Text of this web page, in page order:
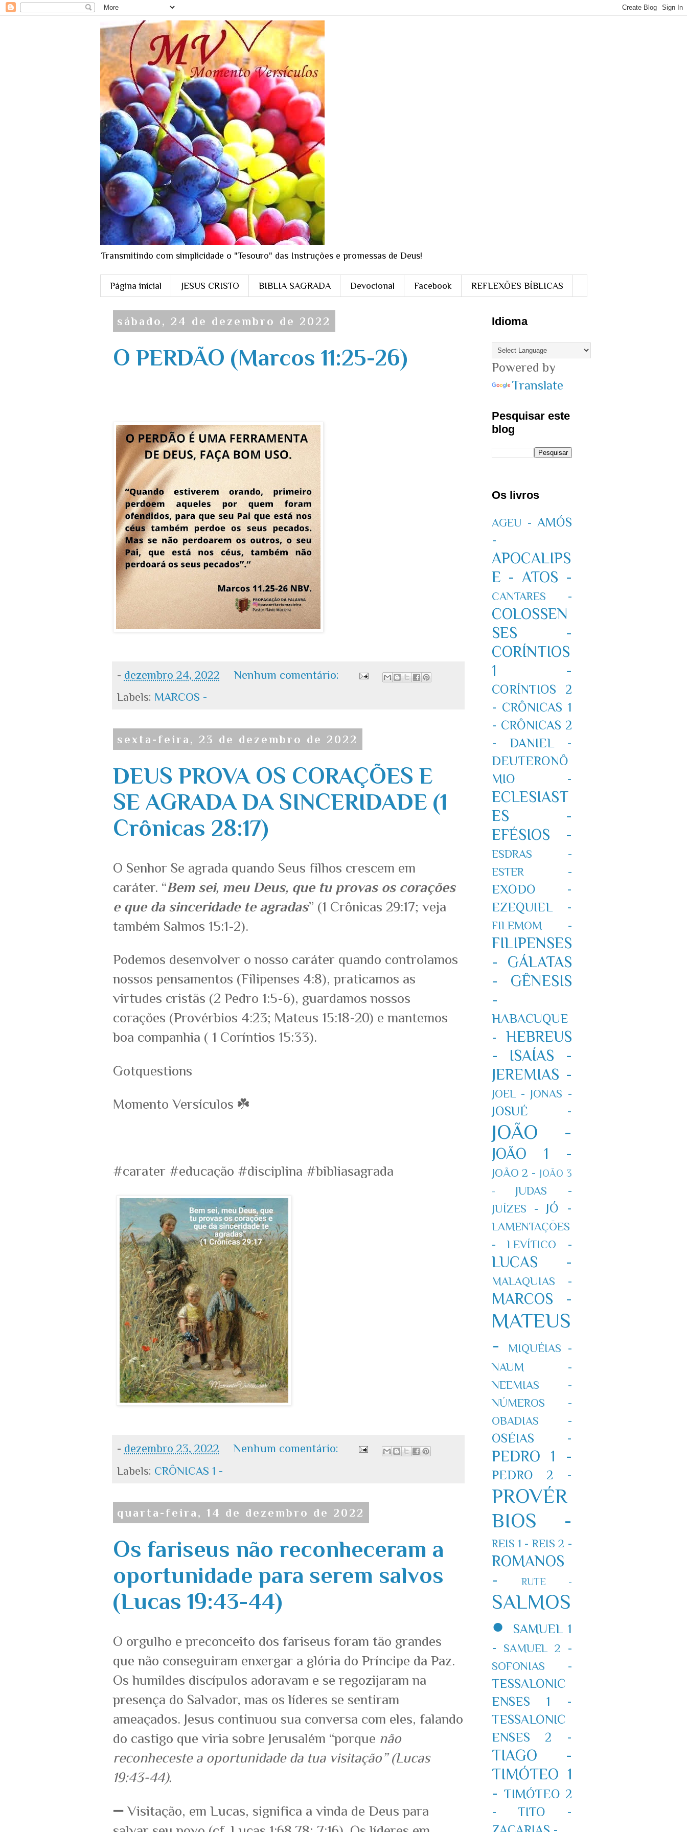
Transmitindo com simplicidade o "Tesouro" das Instruções e promessas de Deus!
Página inicial JESUS CRISTO BIBLIA SAGRADA Devocional Facebook REFLEXÕES BÍBLICAS
sábado, 24 de dezembro de 2022
O PERDÃO (Marcos 11:25-26)
- dezembro 24, 2022
Nenhum comentário:
Labels: MARCOS -
sexta-feira, 23 de dezembro de 2022
DEUS PROVA OS CORAÇÕES E
SE AGRADA DA SINCERIDADE (1
Crônicas 28:17)
O Senhor Se agrada quando Seus filhos crescem em
caráter. “Bem sei, meu Deus, que tu provas os corações
e que da sinceridade te agradas” (1 Crônicas 29:17; veja
também Salmos 15:1-2).
Podemos desenvolver o nosso caráter quando controlamos
nossos pensamentos (Filipenses 4:8), praticamos as
virtudes cristãs (2 Pedro 1:5-6), guardamos nossos
corações (Provérbios 4:23; Mateus 15:18-20) e mantemos
boa companhia ( 1 Coríntios 15:33).
Gotquestions
Momento Versículos ☘️
#carater #educação #disciplina #bibliasagrada
- dezembro 23, 2022
Nenhum comentário:
Labels: CRÔNICAS 1 -
quarta-feira, 14 de dezembro de 2022
Os fariseus não reconheceram a
oportunidade para serem salvos
(Lucas 19:43-44)
O orgulho e preconceito dos fariseus foram tão grandes
que não conseguiram enxergar a glória do Príncipe da Paz.
Os humildes discípulos adoravam e se regozijaram na
presença do Salvador, mas os líderes se sentiram
ameaçados. Jesus continuou sua conversa com eles, falando
do castigo que viria sobre Jerusalém “porque não
reconheceste a oportunidade da tua visitação” (Lucas
19:43-44).
➖ Visitação, em Lucas, significa a vinda de Deus para
Idioma
Powered by
Translate
Pesquisar este
blog
Os livros
AGEU - AMÓS
-
APOCALIPS
E - ATOS -
CANTARES -
COLOSSEN
SES -
CORÍNTIOS
1 -
CORÍNTIOS 2
- CRÔNICAS 1
- CRÔNICAS 2
-
DANIEL -
DEUTERONÔ
MIO -
ECLESIAST
ES -
EFÉSIOS -
ESDRAS -
ESTER -
EXODO -
EZEQUIEL -
FILEMOM -
FILIPENSES
-
GÁLATAS
-
GÊNESIS
-
HABACUQUE
-
HEBREUS
-
ISAÍAS -
JEREMIAS -
JOEL - JONAS -
JOSUÉ -
JOÃO -
JOÃO 1 -
JOÃO 2 - JOÃO 3
-
JUDAS -
JUÍZES -
JÓ -
LAMENTAÇÕES
-
LEVÍTICO -
LUCAS -
MALAQUIAS -
MARCOS -
MATEUS
-
MIQUÉIAS -
NAUM -
NEEMIAS -
NÚMEROS -
OBADIAS -
OSÉIAS -
PEDRO 1 -
PEDRO 2 -
PROVÉR
BIOS -
REIS 1 - REIS 2 -
ROMANOS
-
RUTE -
SALMOS
●
SAMUEL 1
-
SAMUEL 2 -
SOFONIAS -
TESSALONIC
ENSES 1 -
TESSALONIC
ENSES 2 -
TIAGO -
TIMÓTEO 1
- TIMÓTEO 2
-
TITO -